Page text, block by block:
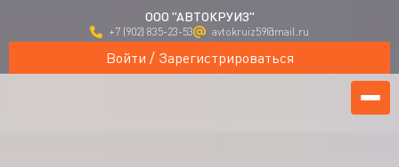
ООО "АВТОКРУИЗ"
+7 (902) 835-23-53 avtokruiz59@mail.ru
Войти / Зарегистрироваться